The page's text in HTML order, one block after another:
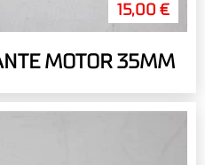
15,00 €
MOTOR 35MM